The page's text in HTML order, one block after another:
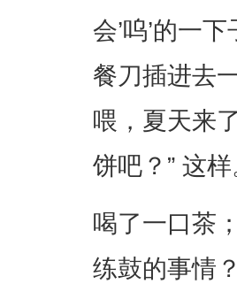
会’呜’的一
餐刀插进去
喂，夏天来
饼吧？” 这样
喝了一口茶
练鼓的事情